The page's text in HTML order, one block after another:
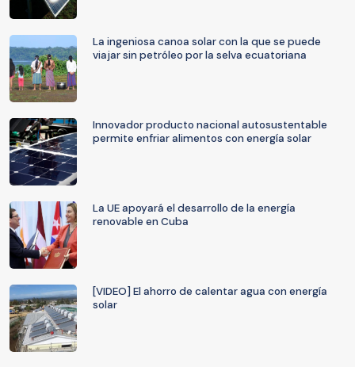
La ingeniosa canoa solar con la que se puede
viajar sin petróleo por la selva ecuatoriana
Innovador producto nacional autosustentable
permite enfriar alimentos con energía solar
La UE apoyará el desarrollo de la energía
renovable en Cuba
[VIDEO] El ahorro de calentar agua con energía
solar